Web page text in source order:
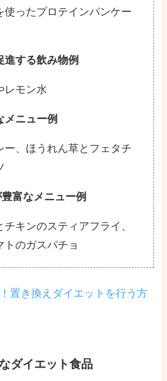
使ったプロテインパンケー
進する飲み物例
レモン水
メニュー例
ー、ほうれん草とフェタチ
富なメニュー例
キンのスティアフライ、
のガスパチョ
置き換えダイエットを行う方
ダイエット食品